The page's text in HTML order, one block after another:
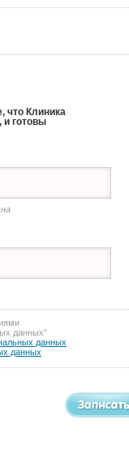
что Клиника
, и готовы
данных”
данных
данных